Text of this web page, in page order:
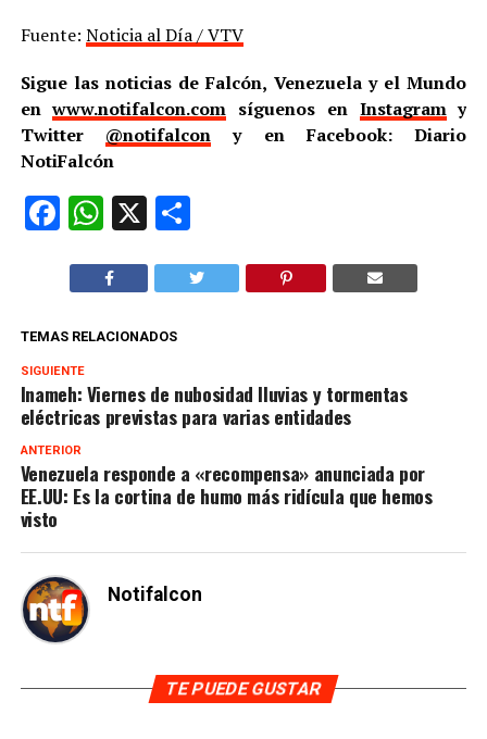
Fuente: Noticia al Día / VTV
Sigue las noticias de Falcón, Venezuela y el Mundo
enwww.notifalcon.com síguenos en Instagramy
Twitter @notifalcon y en Facebook: Diario
NotiFalcón
Facebook
WhatsApp
X Compartir
TEMAS RELACIONADOS
SIGUIENTE
Inameh: Viernes de nubosidad lluvias y tormentas
eléctricas previstas para varias entidades
ANTERIOR
Venezuela responde a «recompensa» anunciada por
EE.UU: Es la cortina de humo más ridícula que hemos
visto
Notifalcon
TE PUEDE GUSTAR